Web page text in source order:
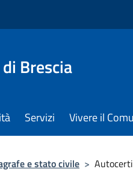
Brescia
Servizi Vivere il
e stato civile >